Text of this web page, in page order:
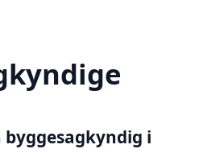
byggesagkyndig i